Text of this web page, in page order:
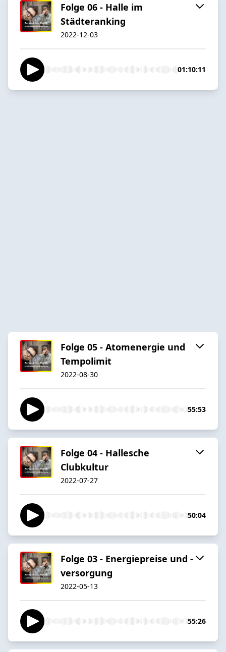
Folge 06 - Halle im
Städteranking
2022-12-03
01:10:11
Folge 05 - Atomenergie und
Tempolimit
2022-08-30
55:53
Folge 04 - Hallesche
Clubkultur
2022-07-27
50:04
Folge 03 - Energiepreise und -
versorgung
2022-05-13
55:26